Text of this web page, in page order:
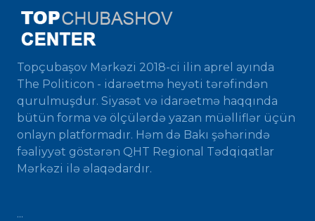
Topçubaşov Mərkəzi 2018-ci ilin aprel ayında
The Politicon - idarəetmə heyəti tərəfindən
qurulmuşdur. Siyasət və idarəetmə haqqında
bütün forma və ölçülərdə yazan müəlliflər üçün
onlayn platformadır. Həm də Bakı şəhərində
fəaliyyət göstərən QHT Regional Tədqiqatlar
Mərkəzi ilə əlaqədardır.
...